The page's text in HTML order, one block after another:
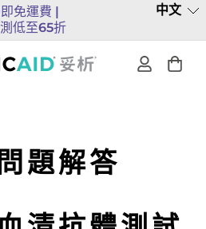
免運費 |
低至65折
題解答
中文